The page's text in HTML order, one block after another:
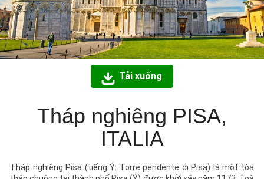
Tải xuống
Tháp nghiêng PISA,
ITALIA
Tháp nghiêng Pisa (tiếng Ý: Torre pendente di Pisa) là một tòa